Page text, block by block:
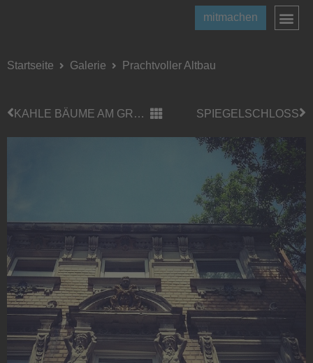
mitmachen
Startseite Galerie Prachtvoller Altbau
KAHLE BÄUME AM GRENZLANDSTADION SPIEGELSCHLOSS